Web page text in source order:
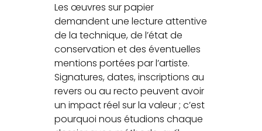
Les œuvres sur papier
demandent une lecture attentive
de la technique, de l’état de
conservation et des éventuelles
mentions portées par l’artiste.
Signatures, dates, inscriptions au
revers ou au recto peuvent avoir
un impact réel sur la valeur ; c’est
pourquoi nous étudions chaque